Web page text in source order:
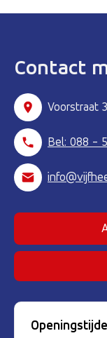
Contact
Voorstraat
Bel: 088 -